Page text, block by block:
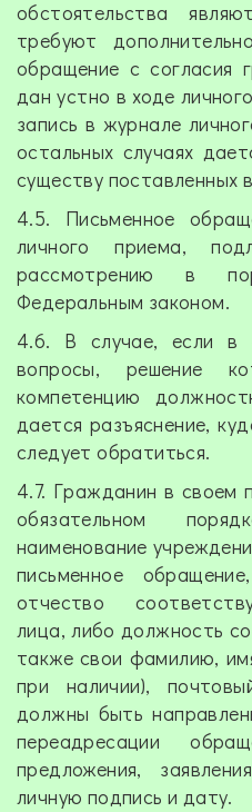
обстоятельства
требуют
обращение с согласия
дан устно в ходе
запись в журнале
остальных случаях
существу поставленных
4.5. Письменное
личного приема,
рассмотрению в
Федеральным законом.
4.6. В случае, если в
вопросы, решение
компетенцию
дается разъяснение,
следует обратиться.
4.7. Гражданин в своем
обязательном
наименование
письменное
отчество
лица, либо должность
также свои фамилию,
при наличии),
должны быть
переадресации
предложения,
личную подпись и дату.